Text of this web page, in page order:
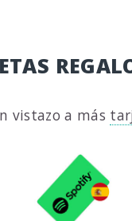
vistazo a más